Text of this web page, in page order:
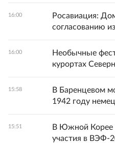
16:00
Росавиация:
согласованию
16:00
Необычные
курортах
15:58
В Баренцевом
1942 году
15:51
В Южной Корее
участия в ВЭФ-